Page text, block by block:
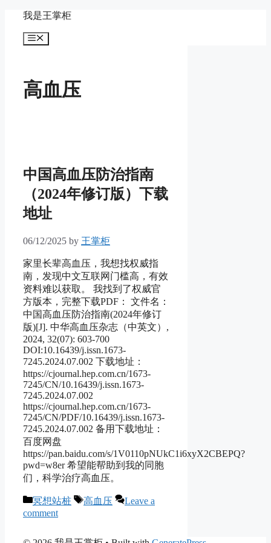
content
我是王掌柜
Menu
高血压
中国高血压防治指南
（2024年修订版）下载
地址
06/12/2025 by 王掌柜
家里长辈高血压，我想找权威指
南，发现中文互联网门槛高，有效
资料难以获取。 我找到了权威官
方版本，完整下载PDF： 文件名：
中国高血压防治指南(2024年修订
版)[J]. 中华高血压杂志（中英文）,
2024, 32(07): 603-700
DOI:10.16439/j.issn.1673-
7245.2024.07.002 下载地址：
https://cjournal.hep.com.cn/1673-
7245/CN/10.16439/j.issn.1673-
7245.2024.07.002
https://cjournal.hep.com.cn/1673-
7245/CN/PDF/10.16439/j.issn.1673-
7245.2024.07.002 备用下载地址：
百度网盘
https://pan.baidu.com/s/1V0110pNUkC1i6xyX2CBEPQ?
pwd=w8er 希望能帮助到我的同胞
们，科学治疗高血压。
Categories
冥想站桩 Tags
高血压
Leave a
comment